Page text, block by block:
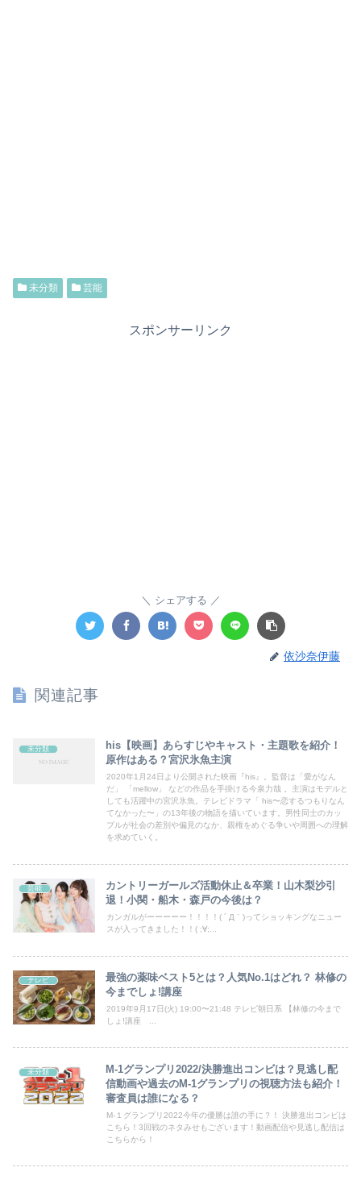
未分類 芸能
スポンサーリンク
シェアする
依沙奈伊藤
関連記事
未分類
his【映画】あらすじやキャスト・主題歌を紹介！
原作はある？宮沢氷魚主演
2020年1月24日より公開された映画『his』。監督は「愛がなん
だ」 「mellow」 などの作品を手掛ける今泉力哉 。主演はモデルと
しても活躍中の宮沢氷魚。テレビドラマ「 his〜恋するつもりなん
てなかった〜」の13年後の物語を描いています。男性同士のカッ
プルが社会の差別や偏見のなか、親権をめぐる争いや周囲への理解
を求めていく。
芸能
カントリーガールズ活動休止＆卒業！山木梨沙引
退！小関・船木・森戸の今後は？
カンガルがーーーーー！！！！( ´ Д｀)ってショッキングなニュー
スが入ってきました！！( ;∀;...
テレビ
最強の薬味ベスト5とは？人気No.1はどれ？ 林修の
今までしょ!講座
2019年9月17日(火) 19:00〜21:48 テレビ朝日系 【林修の今まで
しょ!講座 ...
未分類
M-1グランプリ2022/決勝進出コンビは？見逃し配
信動画や過去のM-1グランプリの視聴方法も紹介！
審査員は誰になる？
M-１グランプリ2022今年の優勝は誰の手に？！ 決勝進出コンビは
こちら！3回戦のネタみせもございます！動画配信や見逃し配信は
こちらから！